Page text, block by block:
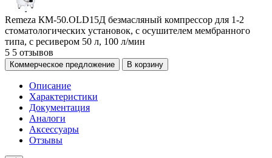
Remeza КМ-50.OLD15Д безмасляный компрессор для 1-2
стоматологических установок, с осушителем мембранного
типа, с ресивером 50 л, 100 л/мин
5 5 отзывов
Коммерческое предложение В корзину
Описание
Характеристики
Документация
Аналоги
Аксессуары
Отзывы